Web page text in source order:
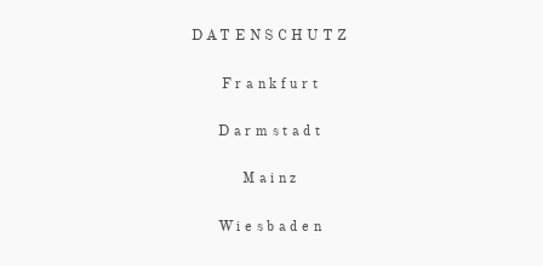
DATENSCHUTZ
Frankfurt
Darmstadt
Mainz
Wiesbaden